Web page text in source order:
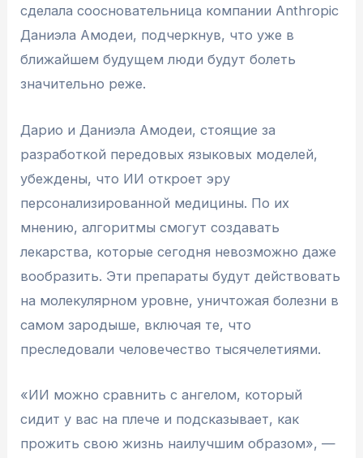
сделала соосновательница компании Anthropic
Даниэла Амодеи, подчеркнув, что уже в
ближайшем будущем люди будут болеть
значительно реже.
Дарио и Даниэла Амодеи, стоящие за
разработкой передовых языковых моделей,
убеждены, что ИИ откроет эру
персонализированной медицины. По их
мнению, алгоритмы смогут создавать
лекарства, которые сегодня невозможно даже
вообразить. Эти препараты будут действовать
на молекулярном уровне, уничтожая болезни в
самом зародыше, включая те, что
преследовали человечество тысячелетиями.
«ИИ можно сравнить с ангелом, который
сидит у вас на плече и подсказывает, как
прожить свою жизнь наилучшим образом», —